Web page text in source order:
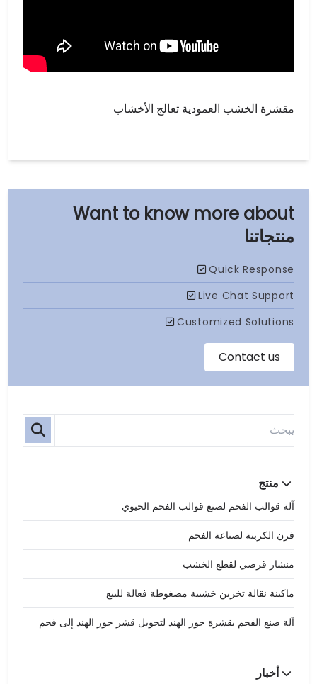
منتجاتنا
منتج
آلة قوالب الفحم لصنع قوالب الفحم الحيوي
فرن الكربنة لصناعة الفحم
منشار قرصي لقطع الخشب
ماكينة نقالة تخزين خشبية مضغوطة فعالة للبيع
آلة صنع الفحم بقشرة جوز الهند لتحويل قشر جوز الهند إلى فحم
أخبار
مقشرة الخشب العمودية تعالج الأخشاب